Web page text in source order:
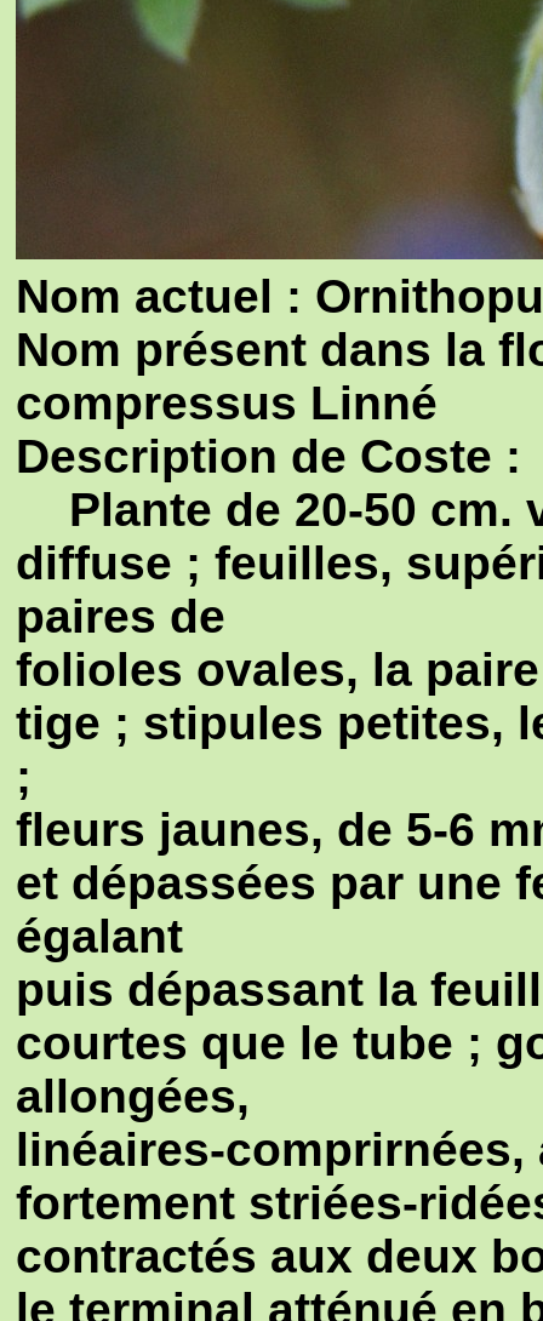
Nom actuel :
Nom présent dans la
compressus Linné
Description de Coste :
Plante de 20-50 cm.
diffuse ; feuilles,
paires de
folioles ovales, la
tige ; stipules petites,
;
fleurs jaunes, de 5-6
et dépassées par une
égalant
puis dépassant la
courtes que le tube ;
allongées,
linéaires-
fortement striées-
contractés aux deux
le terminal atténué en